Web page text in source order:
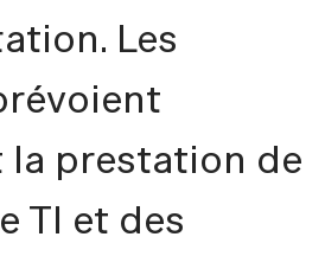
Les
la prestation de
TI et des